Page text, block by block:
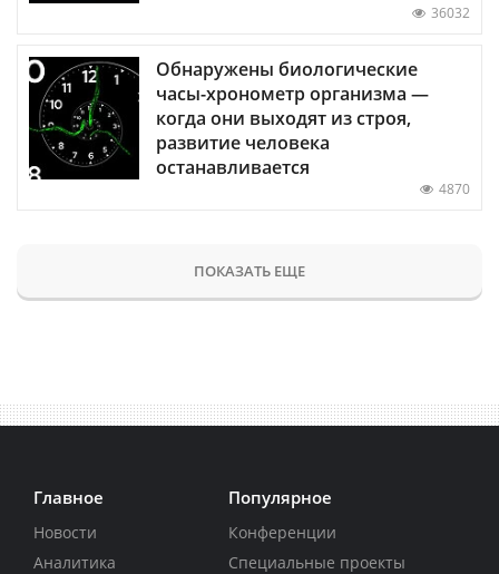
36032
Обнаружены биологические
часы-хронометр организма —
когда они выходят из строя,
развитие человека
останавливается
4870
ПОКАЗАТЬ ЕЩЕ
Главное
Новости
Аналитика
Популярное
Конференции
Специальные проекты